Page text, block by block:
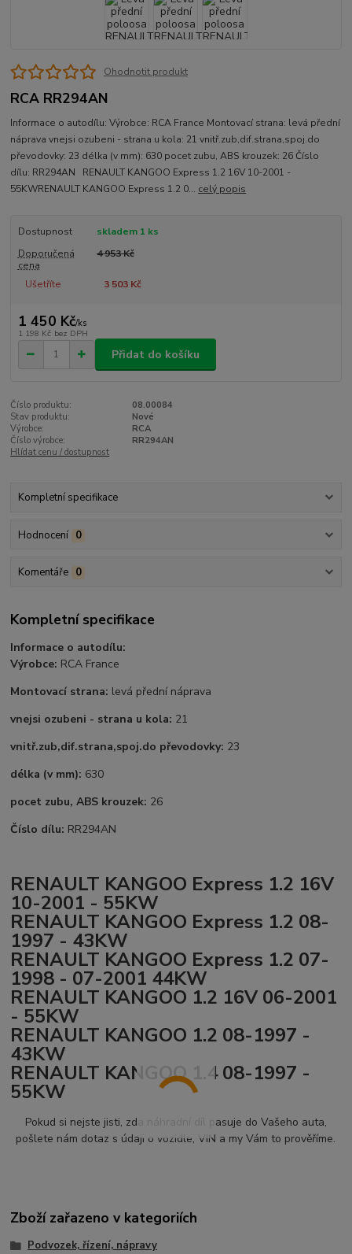
Ohodnotit produkt
RCA RR294AN
Informace o autodílu: Výrobce: RCA France Montovací strana: levá přední
náprava vnejsi ozubeni - strana u kola: 21 vnitř.zub,dif.strana,spoj.do
převodovky: 23 délka (v mm): 630 pocet zubu, ABS krouzek: 26 Číslo
dílu: RR294AN RENAULT KANGOO Express 1.2 16V 10-2001 -
55KWRENAULT KANGOO Express 1.2 0... celý popis
Dostupnost
skladem 1 ks
Doporučená
cena
4 953 Kč
Ušetříte 3 503 Kč
1 450 Kč/ks
1 198 Kč bez DPH
Přidat do košíku
Číslo produktu:
08.00084
Stav produktu:
Nové
Výrobce:
RCA
Číslo výrobce:
RR294AN
Hlídat cenu / dostupnost
Kompletní specifikace
Hodnocení 0
Komentáře 0
Kompletní specifikace
Informace o autodílu:
Výrobce: RCA France
Montovací strana: levá přední náprava
vnejsi ozubeni - strana u kola: 21
vnitř.zub,dif.strana,spoj.do převodovky: 23
délka (v mm): 630
pocet zubu, ABS krouzek: 26
Číslo dílu: RR294AN
RENAULT KANGOO Express 1.2 16V
10-2001 - 55KW
RENAULT KANGOO Express 1.2 08-
1997 - 43KW
RENAULT KANGOO Express 1.2 07-
1998 - 07-2001 44KW
RENAULT KANGOO 1.2 16V 06-2001
- 55KW
RENAULT KANGOO 1.2 08-1997 -
43KW
RENAULT KANGOO 1.4 08-1997 -
55KW
Pokud si nejste jisti, zda náhradní díl pasuje do Vašeho auta,
pošlete nám dotaz s údaji o vozidle, VIN a my Vám to prověříme.
Zboží zařazeno v kategoriích
Podvozek, řízení, nápravy